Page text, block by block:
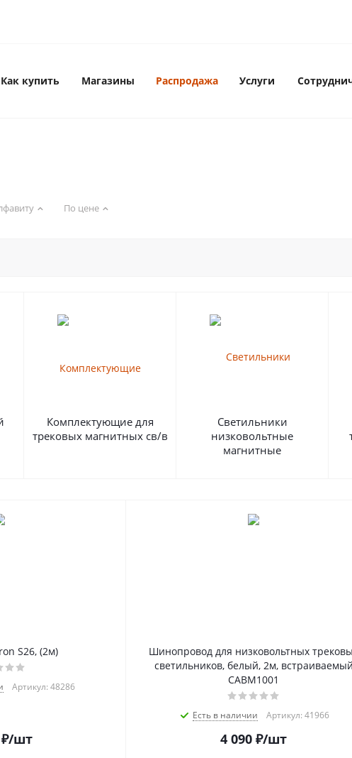
Как купить Магазины Распродажа Услуги
По цене
Комплектующие для
трековых магнитных св/в
Светильники
низковольтные
магнитные
S26, (2м)
Артикул: 48286
₽/шт
Шинопровод для низковольтных
светильников, белый, 2м, встраиваемый
CABM1001
Есть в наличии Артикул: 41966
4 090 ₽/шт